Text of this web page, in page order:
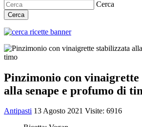
Cerca
Cerca
Pinzimonio con vinaigrette
alla senape e profumo di
Antipasti 13 Agosto 2021 Visite: 6916